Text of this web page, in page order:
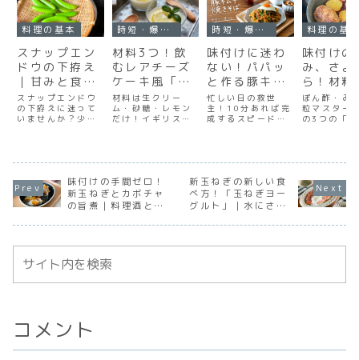
料理の基本
スナップエン
ドウの下拵え
｜甘みと食感
を逃さない
「蒸し茹で」
と筋取りのコ
スナップエンドウ
の下拵えに迷って
いませんか？少量
な「後から筋取
り」の手順をご紹
介します。
時短・爆速レシピ
材料3つ！飲
むレアチーズ
ケーキ風「レ
モンポセッ
ト」。レモン
を皮まで使い
材料は生クリー
ム・砂糖・レモン
だけ！イギリスの
モンを皮まで煮出
して香りを移す、
15分でできるレモ
ンレシピをご紹介
時短・爆速レシピ
味付けに迷わ
ない！パパッ
と作る豚キム
チ焼きそば
忙しい日の救世
主！10分あれば完
成するスピードメ
す。
料理の基
味付けの
み、さよ
ら！材
で「お店
味」に「
サミコ風
ぽん酢・み
粒マスター
の3つの「
い、万能バ
コ風ソース
比を紹介し
味付けの手間ゼロ！
新玉ねぎとカボチャ
の旨煮｜料理酒とし
味
新玉ねぎの新しい食
べ方！「玉ねぎヨー
グルト」｜水にさら
しむレシピ
コメント